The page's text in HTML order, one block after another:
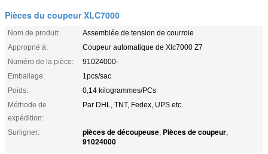
Pièces du coupeur XLC7000
Nom de produit:
Assemblée de tension de courroie
Approprié à:
Coupeur automatique de Xlc7000 Z7
Numéro de la pièce:
91024000-
Emballage:
1pcs/sac
Poids:
0,14 kilogrammes/PCs
Méthode de
expédition:
Par DHL, TNT, Fedex, UPS etc.
Surligner: pièces de découpeuse, Pièces de coupeur,
91024000